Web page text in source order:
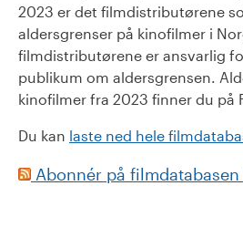
2023 er det filmdistributørene
aldersgrenser på kinofilmer i
filmdistributørene er ansvarlig
publikum om aldersgrensen.
kinofilmer fra 2023 finner du på
Du kan laste ned hele
Abonnér på filmdatabasen